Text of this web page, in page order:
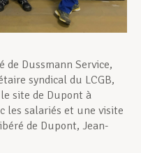
Dussmann Service,
syndical du LCGB,
site de Dupont à
les salariés et une visite
de Dupont, Jean-